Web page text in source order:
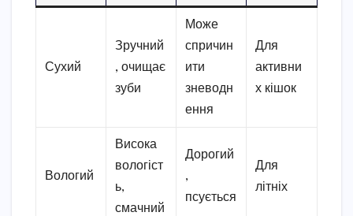
Сухий
Зручний
, очищає
зуби
Може
спричин
ити
зневодн
ення
Для
активни
х кішок
Вологий
Висока
вологіст
ь,
смачний
Дорогий
,
псується
Для
літніх